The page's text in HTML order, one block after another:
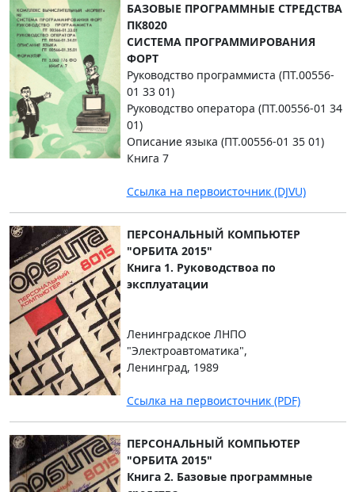
БАЗОВЫЕ ПРОГРАММНЫЕ СТРЕДСТВА
ПК8020
СИСТЕМА ПРОГРАММИРОВАНИЯ
ФОРТ
Руководство программиста (ПТ.00556-
01 33 01)
Руководство оператора (ПТ.00556-01 34
01)
Описание языка (ПТ.00556-01 35 01)
Книга 7
Ссылка на первоисточник (DJVU)
ПЕРСОНАЛЬНЫЙ КОМПЬЮТЕР
"ОРБИТА 2015"
Книга 1. Руководствоа по
эксплуатации
Ленинградское ЛНПО
"Электроавтоматика",
Ленинград, 1989
Ссылка на первоисточник (PDF)
ПЕРСОНАЛЬНЫЙ КОМПЬЮТЕР
"ОРБИТА 2015"
Книга 2. Базовые программные